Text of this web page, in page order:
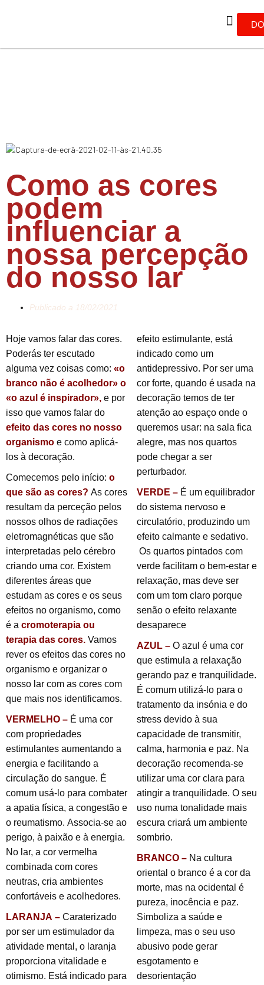
Como as cores
podem
influenciar a
nossa percepção
do nosso lar
Publicado a 18/02/2021
Hoje vamos falar das cores.
Poderás ter escutado
alguma vez coisas como: «o
branco não é acolhedor» o
«o azul é inspirador», e por
isso que vamos falar do
efeito das cores no nosso
organismo e como aplicá-
los à decoração.
Comecemos pelo início: o
que são as cores? As cores
resultam da perceção pelos
nossos olhos de radiações
eletromagnéticas que são
interpretadas pelo cérebro
criando uma cor. Existem
diferentes áreas que
estudam as cores e os seus
efeitos no organismo, como
é a cromoterapia ou
terapia das cores. Vamos
rever os efeitos das cores no
organismo e organizar o
nosso lar com as cores com
que mais nos identificamos.
VERMELHO – É uma cor
com propriedades
estimulantes aumentando a
energia e facilitando a
circulação do sangue. É
comum usá-lo para combater
a apatia física, a congestão e
o reumatismo. Associa-se ao
perigo, à paixão e à energia.
No lar, a cor vermelha
combinada com cores
neutras, cria ambientes
confortáveis e acolhedores.
LARANJA – Caraterizado
por ser um estimulador da
atividade mental, o laranja
proporciona vitalidade e
otimismo. Está indicado para
efeito estimulante, está
indicado como um
antidepressivo. Por ser uma
cor forte, quando é usada na
decoração temos de ter
atenção ao espaço onde o
queremos usar: na sala fica
alegre, mas nos quartos
pode chegar a ser
perturbador.
VERDE – É um equilibrador
do sistema nervoso e
circulatório, produzindo um
efeito calmante e sedativo.
Os quartos pintados com
verde facilitam o bem-estar e
relaxação, mas deve ser
com um tom claro porque
senão o efeito relaxante
desaparece
AZUL – O azul é uma cor
que estimula a relaxação
gerando paz e tranquilidade.
É comum utilizá-lo para o
tratamento da insónia e do
stress devido à sua
capacidade de transmitir,
calma, harmonia e paz. Na
decoração recomenda-se
utilizar uma cor clara para
atingir a tranquilidade. O seu
uso numa tonalidade mais
escura criará um ambiente
sombrio.
BRANCO – Na cultura
oriental o branco é a cor da
morte, mas na ocidental é
pureza, inocência e paz.
Simboliza a saúde e
limpeza, mas o seu uso
abusivo pode gerar
esgotamento e
desorientação